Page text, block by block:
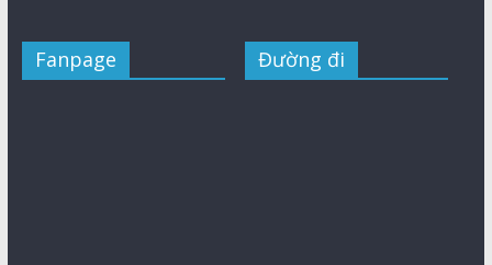
Fanpage Đường đi